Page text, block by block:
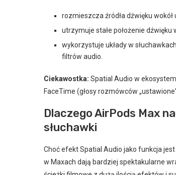
rozmieszcza źródła dźwięku
utrzymuje stałe położenie
wykorzystuje układy w
filtrów audio.
Ciekawostka: Spatial Audio w
FaceTime (głosy rozmówców
Dlaczego AirPods Max
słuchawki
Choć efekt Spatial Audio jako funkcja
w Maxach dają bardziej spektakularne